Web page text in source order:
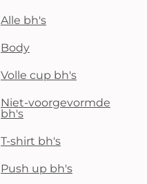
Alle bh's
Body
Volle cup bh's
Niet-voorgevormde
bh's
T-shirt bh's
Push up bh's